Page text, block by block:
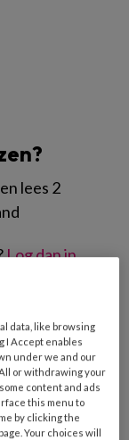
lees 2
Log dan in
data, like browsing
I Accept enables
under we and our
or withdrawing your
content and ads
this menu to
by clicking the
Your choices will